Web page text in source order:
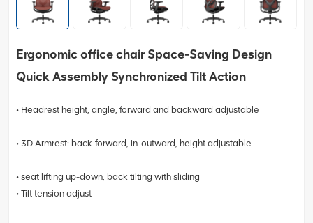
Ergonomic office chair Space-Saving Design
Quick Assembly Synchronized Tilt Action
• Headrest height, angle, forward and backward adjustable
• 3D Armrest: back-forward, in-outward, height adjustable
• seat lifting up-down, back tilting with sliding
• Tilt tension adjust